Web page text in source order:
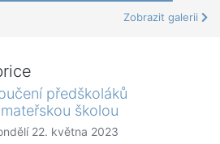
Zobrazit galerii
předškoláků
školou
22. května 2023